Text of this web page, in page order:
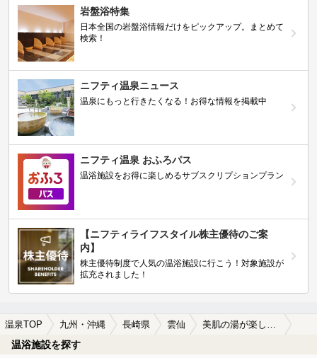
岩盤浴特集
日本全国の岩盤浴情報だけをピックアップ。まとめて
検索！
ニフティ温泉ニュース
温泉にもっと行きたくなる！お得な情報を掲載中
ニフティ温泉 おふろパス
温浴施設をお得に楽しめるサブスクリプションプラン
【ニフティライフスタイル株主優待のご案
内】
株主優待制度で人気の温浴施設に行こう！対象施設が
拡充されました！
温泉TOP 九州・沖縄 長崎県 雲仙 美肌の湯が楽しめる雲仙の温泉、日帰り温泉、スーパー銭湯おすすめ
温浴施設を探す